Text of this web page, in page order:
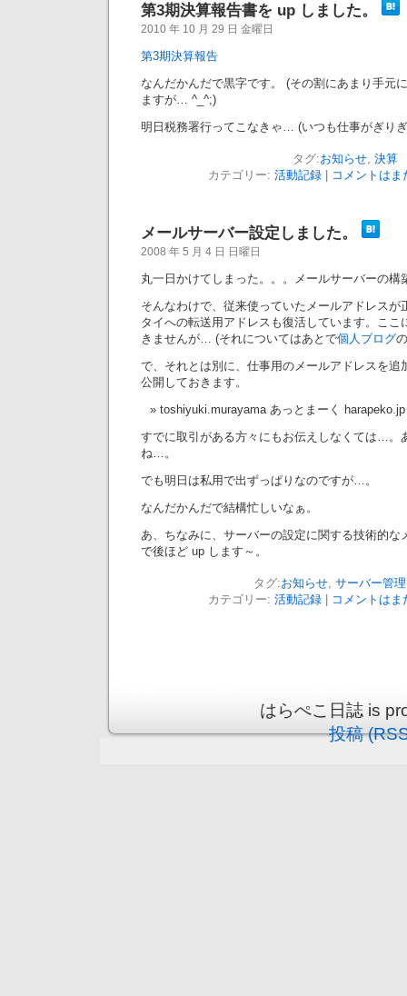
第3期決算報告書を up しました。
2010 年 10 月 29 日 金曜日
第3期決算報告
なんだかんだで黒字です。 (その割にあまり手元
ますが… ^_^;)
明日税務署行ってこなきゃ… (いつも仕事がぎり
タグ:お知らせ, 決算
カテゴリー: 活動記録| コメントはま
メールサーバー設定しました。
2008 年 5 月 4 日 日曜日
丸一日かけてしまった。。。メールサーバーの構
そんなわけで、従来使っていたメールアドレスが
タイへの転送用アドレスも復活しています。ここ
きませんが… (それについてはあとで個人ブログ
で、それとは別に、仕事用のメールアドレスを追
公開しておきます。
toshiyuki.murayama あっとまーく harapeko.jp
すでに取引がある方々にもお伝えしなくては…。
ね…。
でも明日は私用で出ずっぱりなのですが…。
なんだかんだで結構忙しいなぁ。
あ、ちなみに、サーバーの設定に関する技術的な
で後ほど up します～。
タグ:お知らせ, サーバー管理
カテゴリー: 活動記録| コメントはま
はらぺこ日誌 is
投稿